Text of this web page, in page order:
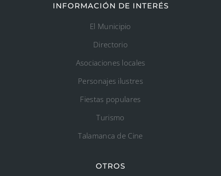
INFORMACIÓN DE INTERÉS
El Municipio
Directorio
Asociaciones locales
Personajes ilustres
Fiestas populares
Turismo
Talamanca de Cine
OTROS